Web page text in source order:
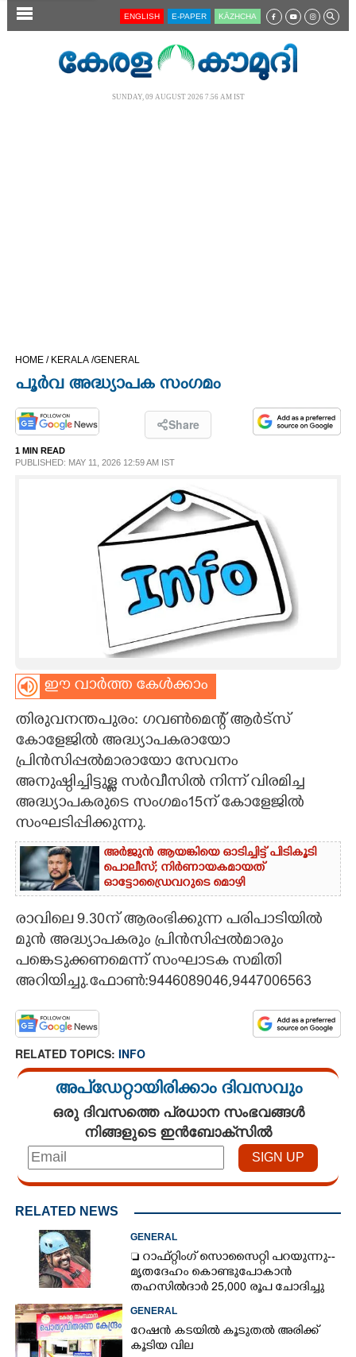
SECTIONS
OPINION
PHOTOS
ASTRO
CARTOONS
LITERATURE
ZOOM
CONTACT US
ENGLISH E-PAPER KĀZHCHA
SUNDAY, 09 AUGUST 2026 7.56 AM IST
HOME / KERALA /GENERAL
പൂർവ അദ്ധ്യാപക സംഗമം
Share
1 MIN READ
PUBLISHED: MAY 11, 2026 12:59 AM IST
ഈ വാർത്ത കേൾക്കാം
തിരുവനന്തപുരം: ഗവൺ‌മെന്റ് ആർട്സ്
കോളേജിൽ അദ്ധ്യാപകരായോ
പ്രിൻസിപ്പൽമാരായോ സേവനം
അനുഷ്ഠിച്ചിട്ടുള്ള സർവീസിൽ നിന്ന് വിരമിച്ച
അദ്ധ്യാപകരുടെ സംഗമം15ന് കോളേജിൽ
സംഘടിപ്പിക്കുന്നു.
അർജുൻ ആയങ്കിയെ ഓടിച്ചിട്ട് പിടികൂടി
പൊലീസ്; നിർണായകമായത്
ഓട്ടോഡ്രൈവറുടെ മൊഴി
രാവിലെ 9.30ന് ആരംഭിക്കുന്ന പരിപാടിയിൽ
മുൻ അദ്ധ്യാപകരും പ്രിൻസിപ്പൽമാരും
പങ്കെടുക്കണമെന്ന് സംഘാടക സമിതി
അറിയിച്ചു.ഫോൺ:9446089046,9447006563
RELATED TOPICS: INFO
അപ്ഡേറ്റായിരിക്കാം ദിവസവും
ഒരു ദിവസത്തെ പ്രധാന സംഭവങ്ങൾ
നിങ്ങളുടെ ഇൻബോക്സിൽ
RELATED NEWS
GENERAL
 റാഫ്റ്റിംഗ് സൊസൈറ്റി പറയുന്നു--
മൃതദേഹം കൊണ്ടുപോകാൻ
തഹസിൽദാർ 25,000 രൂപ ചോദിച്ചു
GENERAL
റേഷൻ കടയിൽ കൂടുതൽ അരിക്ക്
കൂടിയ വില